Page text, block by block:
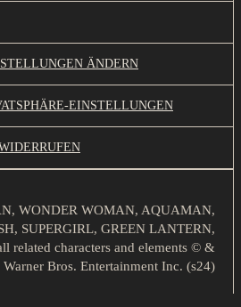
ÄNDERN
EINSTELLUNGEN
WONDER WOMAN, AQUAMAN,
SUPERGIRL, GREEN LANTERN,
related characters and elements © &
Bros. Entertainment Inc. (s24)